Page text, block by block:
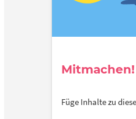
Mitmachen!
Füge Inhalte zu